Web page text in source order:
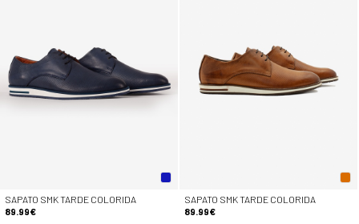
SAPATO SMK TARDE COLORIDA
89.99€
SAPATO SMK TARDE COLORIDA
89.99€